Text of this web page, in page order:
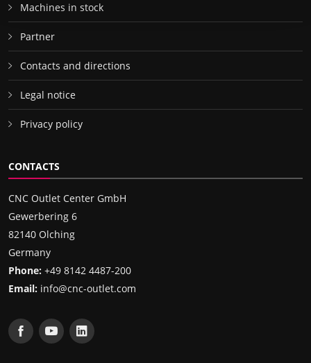
Machines in stock
Partner
Contacts and directions
Legal notice
Privacy policy
CONTACTS
CNC Outlet Center GmbH
Gewerbering 6
82140 Olching
Germany
Phone: +49 8142 4487-200
Email: info@cnc-outlet.com